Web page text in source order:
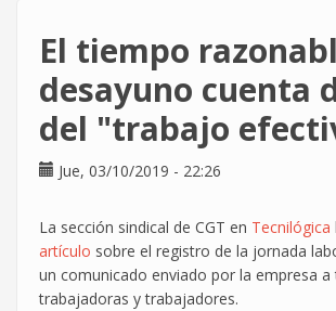
los
goles
que
nos
meten
El tiempo
desayuno cuenta
del "trabajo
Jue, 03/10/2019 - 22:26
La sección sindical de CGT en Tecnilógica
artículo sobre el registro de la jornada
un comunicado enviado por la empresa a
trabajadoras y trabajadores.